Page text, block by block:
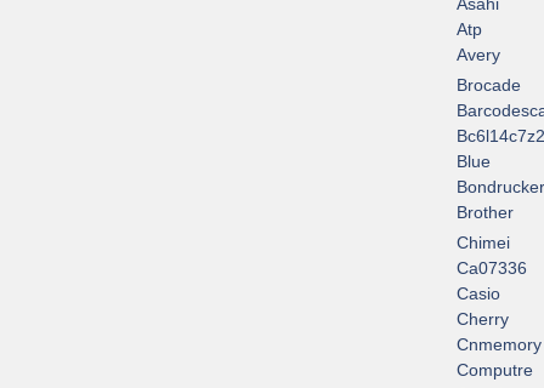
Atp
Avery
Brocade
Blue
Bondrucker
Brother
Chimei
Ca07336
Casio
Cherry
Cnmemory
Computre